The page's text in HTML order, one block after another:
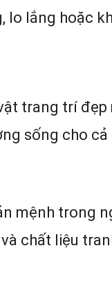
lo lắng hoặc
trang trí
sống cho
mệnh trong
chất liệu